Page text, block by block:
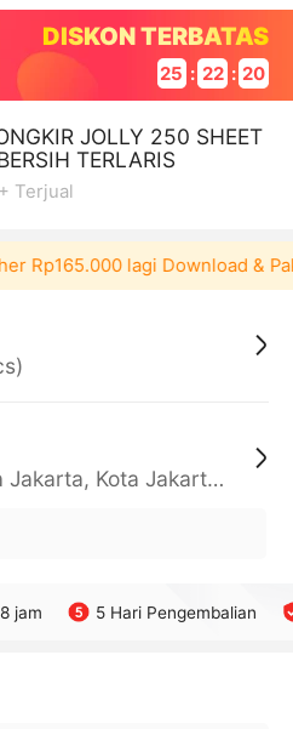
DISKON TERBATAS
25 : 22 : 19
JOLLY 250 SHEET
TERLARIS
Terjual
Rp165.000 lagi Download &
Daerah Khusus Ibukota Jakarta, Kota Jakarta Barat, Cengkareng, yy
jam 5 Hari Pengembalian